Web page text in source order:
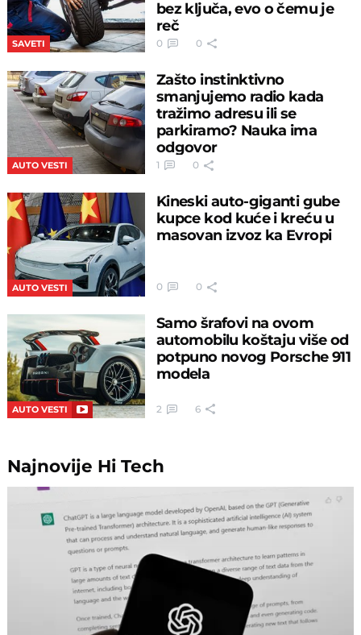
SAVETI
bez ključa, evo o čemu je
reč
0 0
AUTO VESTI
Zašto instinktivno
smanjujemo radio kada
tražimo adresu ili se
parkiramo? Nauka ima
odgovor
1 0
AUTO VESTI
Kineski auto-giganti gube
kupce kod kuće i kreću u
masovan izvoz ka Evropi
0 0
AUTO VESTI
Samo šrafovi na ovom
automobilu koštaju više od
potpuno novog Porsche 911
modela
2 6
Najnovije Hi Tech